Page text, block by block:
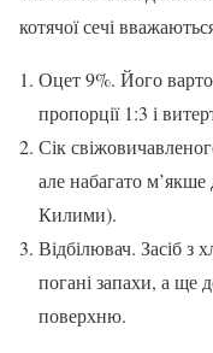
котячої сечі
Оцет 9%. Його варто
пропорції 1:3 і
Сік
але набагато м’якше
Килими).
Відбілювач. Засіб з
погані запахи, а ще
поверхню.